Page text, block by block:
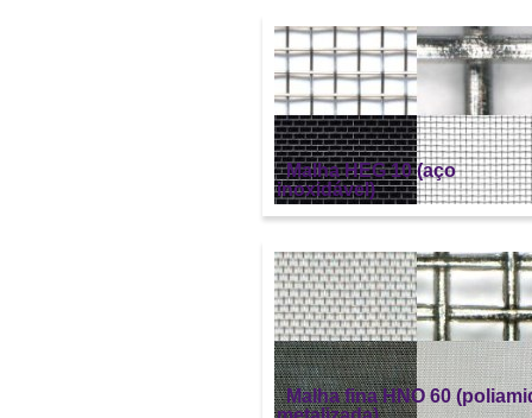
Malha HEG 10 (aço
inoxidável)
Malha fina HNO 60